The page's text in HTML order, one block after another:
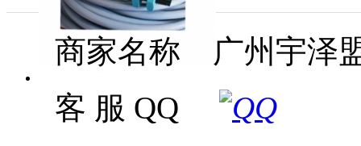
商家名称 广州宇泽
客 服 QQ